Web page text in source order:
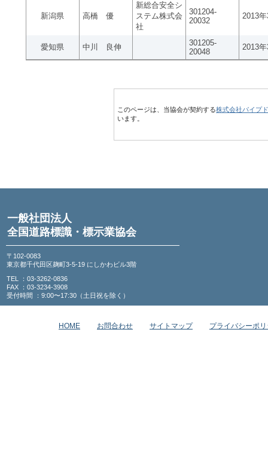
新潟県 高橋 優
新総合安全シ
ステム株式会
社
301204-
20032
2013
愛知県 中川 良伸
301205-
20048
2013
このページは、当協会が契約する株式会社パイプ
います。
一般社団法人
全国道路標識・標示業協会
〒102-0083
東京都千代田区麹町3-5-19 にしかわビル3階
TEL ：03-3262-0836
FAX ：03-3234-3908
受付時間 ：9:00〜17:30（土日祝を除く）
HOME お問合わせ サイトマップ プライバシーポ